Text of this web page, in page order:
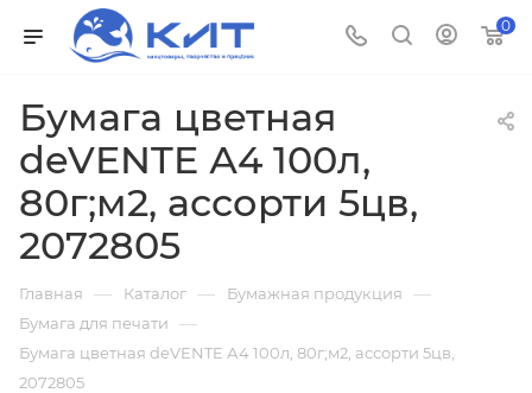
0
Бумага цветная
deVENTE А4 100л,
80г;м2, ассорти 5цв,
2072805
Главная — Каталог — Бумажная продукция —
Бумага для печати —
Бумага цветная deVENTE А4 100л, 80г;м2, ассорти 5цв,
2072805